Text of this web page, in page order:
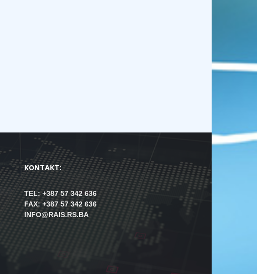
KONTAKT:
TEL: +387 57 342 636
FAX: +387 57 342 636
INFO@RAIS.RS.BA